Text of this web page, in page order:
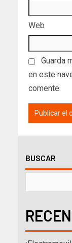
Web
Guarda
en este
comente.
BUSCAR